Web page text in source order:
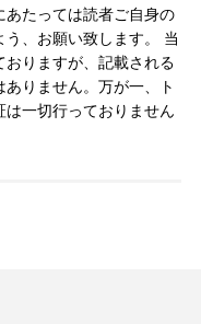
あたっては読者ご自身の
、お願い致します。 当
りますが、記載される
りません。万が一、ト
一切行っておりません